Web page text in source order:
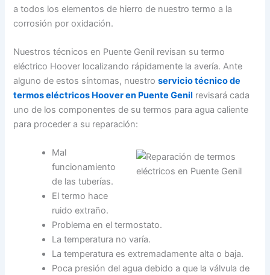
a todos los elementos de hierro de nuestro termo a la
corrosión por oxidación.
Nuestros técnicos en Puente Genil revisan su termo
eléctrico Hoover localizando rápidamente la avería. Ante
alguno de estos síntomas, nuestroservicio técnico de
termos eléctricos Hoover en Puente Genil revisará cada
uno de los componentes de su termos para agua caliente
para proceder a su reparación:
Mal
funcionamiento
de las tuberías.
El termo hace
ruido extraño.
Problema en el termostato.
La temperatura no varía.
La temperatura es extremadamente alta o baja.
Poca presión del agua debido a que la válvula de